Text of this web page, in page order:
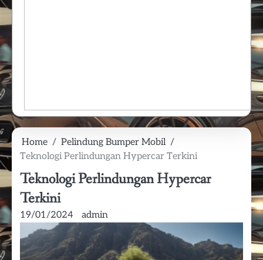
Home
Pelindung Bumper Mobil
Teknologi Perlindungan Hypercar Terkini
Teknologi Perlindungan Hypercar
Terkini
19/01/2024 admin